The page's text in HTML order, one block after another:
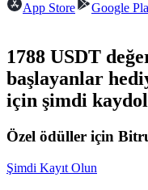
USDC Vadeli
App Store
Google
1788 USDT
başlayanlar
için şimdi
Özel ödüller için
Şimdi Kayıt Olun